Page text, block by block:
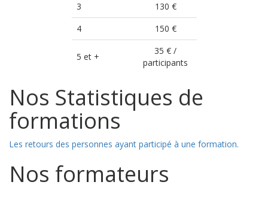
3
130 €
4
150 €
5 et +
35 € /
participants
Nos Statistiques de
formations
Les retours des personnes ayant participé à une formation.
Nos formateurs